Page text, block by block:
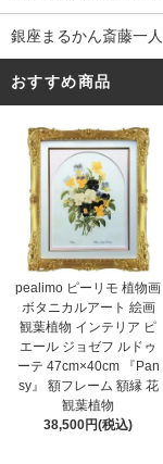
銀座まるかん斎
おすすめ商品
pealimo ピーリモ 植物画
ボタニカルアート 絵画
観葉植物 インテリア ピ
エール ジョゼフ ルドゥ
ーテ 47cm×40cm 『Pan
sy』 額フレーム 額縁 花
観葉植物
38,500円(税込)